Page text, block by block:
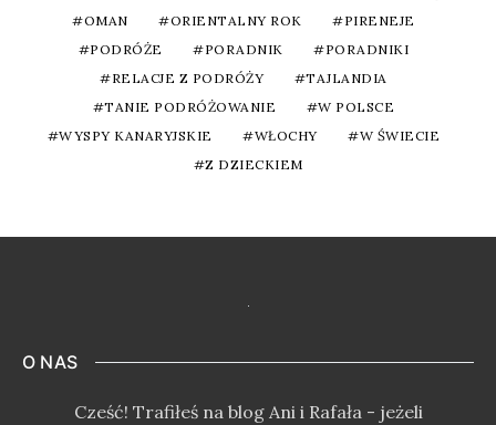
OMAN
ORIENTALNY ROK
PIRENEJE
PODRÓŻE
PORADNIK
PORADNIKI
RELACJE Z PODRÓŻY
TAJLANDIA
TANIE PODRÓŻOWANIE
W POLSCE
WYSPY KANARYJSKIE
WŁOCHY
W ŚWIECIE
Z DZIECKIEM
O NAS
Cześć! Trafiłeś na blog Ani i Rafała - jeżeli